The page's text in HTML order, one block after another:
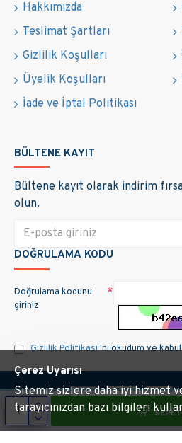
Hakkımızda
Teslimat Şartları
Gizlilik Koşulları
Üyelik Koşulları
İade ve İptal Politikası
BÜLTENE KAYIT
Bültene kayıt olarak indirim
olun.
DOĞRULAMA KODU
Doğrulama kodunu
giriniz
Gizlilik Politikası'ni okudum ve
hakları saklıdır. Site üzerinde
Çerez Uyarısı
Sitemiz sizlere daha iyi hizmet
tarayıcınızdan bazı bilgileri